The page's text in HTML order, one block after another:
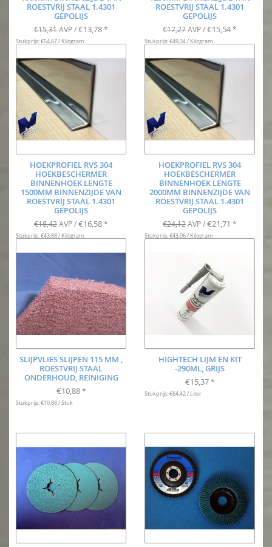
ROESTVRIJ STAAL 1.4301
GEPOLIJS
€15,31 AVP / €13,78 *
Stukprijs: €54,67 / Kilogram
ROESTVRIJ STAAL 1.4301
GEPOLIJS
€17,27 AVP / €15,54 *
Stukprijs: €49,34 / Kilogram
HOEKPROFIEL RVS 304
HOEKBESCHERMER
BINNENHOEK LENGTE
1500MM BINNENZIJDE VAN
ROESTVRIJ STAAL 1.4301
GEPOLIJS
€18,42 AVP / €16,58 *
Stukprijs: €43,88 / Kilogram
HOEKPROFIEL RVS 304
HOEKBESCHERMER
BINNENHOEK LENGTE
2000MM BINNENZIJDE VAN
ROESTVRIJ STAAL 1.4301
GEPOLIJS
€24,12 AVP / €21,71 *
Stukprijs: €43,06 / Kilogram
SLIJPVLIES SLIJPEN 115 MM ,
ROESTVRIJ STAAL
ONDERHOUD, REINIGING
€10,88 *
Stukprijs: €10,88 / Stuk
HIGHTECH LIJM EN KIT
-290ML, GRIJS
€15,37 *
Stukprijs: €64,42 / Liter